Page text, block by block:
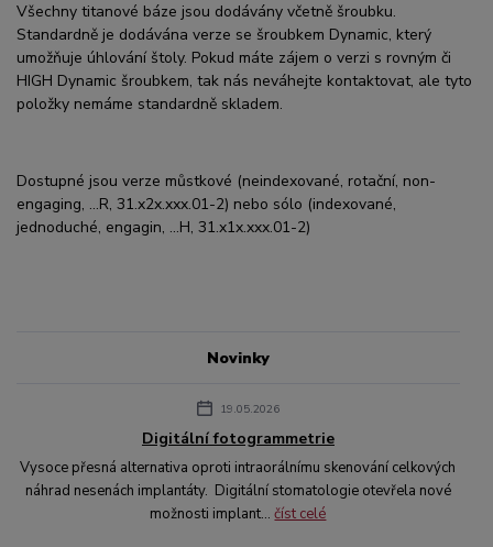
Všechny titanové báze jsou dodávány včetně šroubku.
Standardně je dodávána verze se šroubkem Dynamic, který
umožňuje úhlování štoly. Pokud máte zájem o verzi s rovným či
HIGH Dynamic šroubkem, tak nás neváhejte kontaktovat, ale tyto
položky nemáme standardně skladem.
Dostupné jsou verze můstkové (neindexované, rotační, non-
engaging, ...R, 31.x2x.xxx.01-2) nebo sólo (indexované,
jednoduché, engagin, ...H, 31.x1x.xxx.01-2)
Novinky
19.05.2026
Digitální fotogrammetrie
Vysoce přesná alternativa oproti intraorálnímu skenování celkových
náhrad nesenách implantáty. Digitální stomatologie otevřela nové
možnosti implant...číst celé